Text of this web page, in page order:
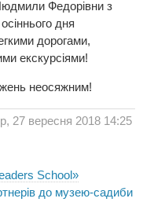
Федорівни з
дня
дорогами,
екскурсіями!
неосяжним!
27 вересня 2018 14:25
School»
до музею-садиби